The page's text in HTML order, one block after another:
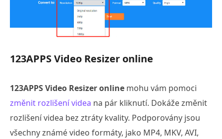
123APPS Video Resizer online
123APPS Video Resizer online mohu vám pomoci
změnit rozlišení videa na pár kliknutí. Dokáže změnit
rozlišení videa bez ztráty kvality. Podporovány jsou
všechny známé video formáty, jako MP4, MKV, AVI,